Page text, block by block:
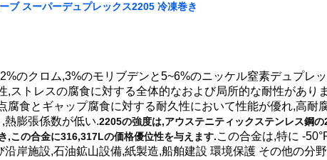
ブ スーパーデュプレックス2205 冷凍巻き
のクロム,3%のモリブデンと5~6%のニッケル窒素デュプレ
,ストレスの腐食に対する全体的なおよび局所的な耐性があり
腐食とギャップ腐食に対する耐久性において性能が優れ,高耐
熱膨張係数が低い.2205の強度は,アウステニティックステンレス鋼
,この合金に316,317Lの価格優位性を与えます.この合金は,特に -
岸施設,石油鉱山設備,紙製造,船舶建設 環境保護 その他の分野